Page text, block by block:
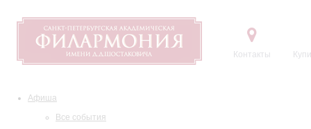
Контакты
Афиша
Все события